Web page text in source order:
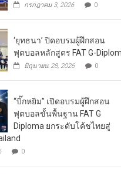
กรกฎาคม 3, 2026 0
‘ยุทธนา’ ปิดอบรมผู้ฝึกสอน
ฟุตบอลหลักสูตร FAT G-
มิถุนายน 28, 2026 0
“บิ๊กหยิม” เปิดอบรมผู้ฝึกสอน
ฟุตบอลขั้นพื้นฐาน FAT G
Diploma ยกระดับโค้ชไทยสู่
0